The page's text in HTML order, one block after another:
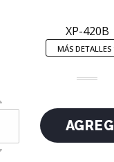
XP-420B
MÁS DETALLES